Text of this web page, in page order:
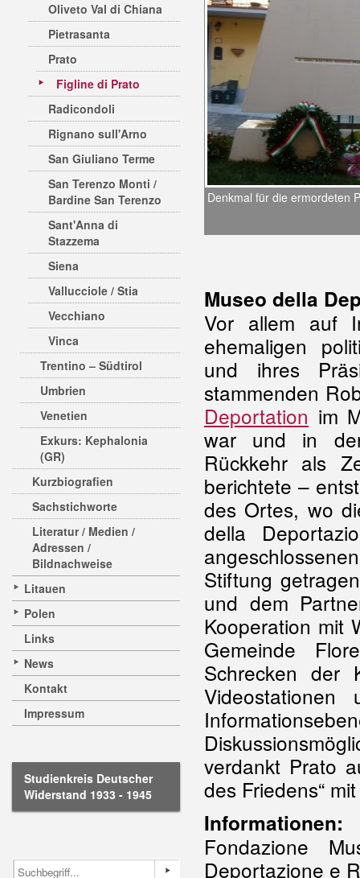
Oliveto Val di Chiana
Pietrasanta
Prato
Figline di Prato
Radicondoli
Rignano sull'Arno
San Giuliano Terme
San Terenzo Monti /
Bardine San Terenzo
Sant'Anna di
Stazzema
Siena
Vallucciole / Stia
Vecchiano
Vinca
Trentino – Südtirol
Umbrien
Venetien
Exkurs: Kephalonia
(GR)
Kurzbiografien
Sachstichworte
Literatur / Medien /
Adressen /
Bildnachweise
Litauen
Polen
Links
News
Kontakt
Impressum
Studienkreis Deutscher
Widerstand 1933 - 1945
Denkmal für die ermordeten
Museo della
Vor allem auf
ehemaligen
und ihres
stammenden
Deportation im
war und in
Rückkehr als
berichtete –
des Ortes, wo
della
Stiftung
und dem
Kooperation mit
Gemeinde
Schrecken der
verdankt Prato
des Friedens“
Informationen:
Fondazione
Deportazione e